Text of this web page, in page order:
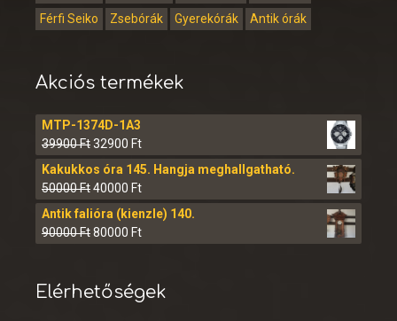
Férfi Seiko
Zsebórák Gyerekórák Antik órák
Akciós termékek
MTP-1374D-1A3
39900Ft32900 Ft
Kakukkos óra 145. Hangja meghallgatható.
50000Ft40000 Ft
Antik falióra (kienzle) 140.
90000Ft80000 Ft
Elérhetőségek